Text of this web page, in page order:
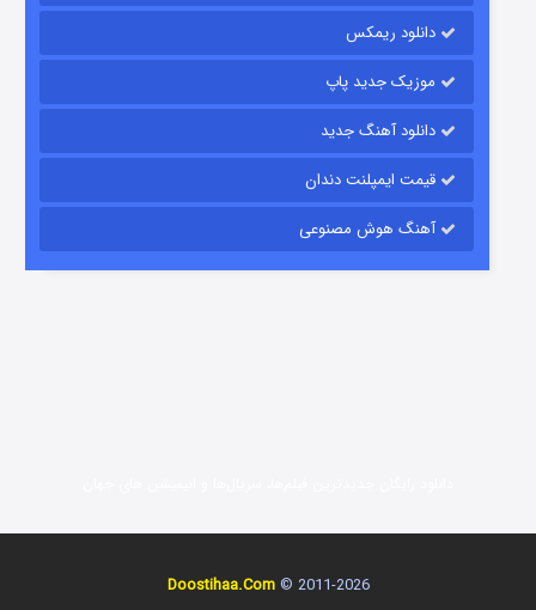
قسمتدانلود ریمکس
موزیک جدید پاپ
دانلود آهنگ جدید
قیمت ایمپلنت دندان
آهنگ هوش مصنوعی
2011-2026 ©
Doostihaa.Com